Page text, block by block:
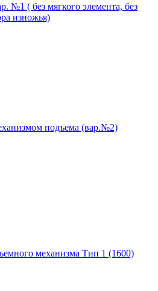
№1 ( без мягкого элемента, без
изножья)
подъема (вар.№2)
механизма Тип 1 (1600)